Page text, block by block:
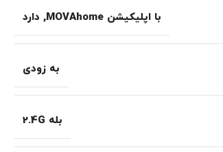
با اپلیکیشن MOVAhome , دارد
به زودی
بله 2.4G